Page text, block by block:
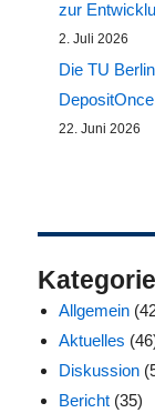
zur
2. Juli 2026
Die TU
DepositOnce
22. Juni 2026
Allgemein
Aktuelles
Diskussion
Bericht (35)